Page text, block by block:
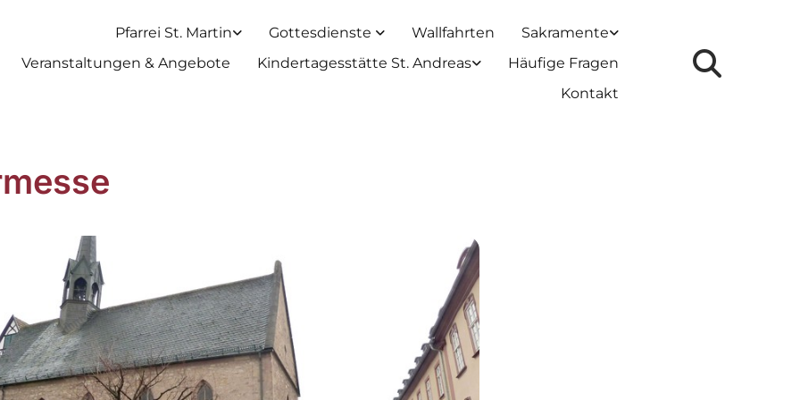
Pfarrei St. Martin Gottesdienste Wallfahrten
Sakramente
Veranstaltungen & Angebote
Kindertagesstätte St. Andreas
Häufige Fragen
Kontakt